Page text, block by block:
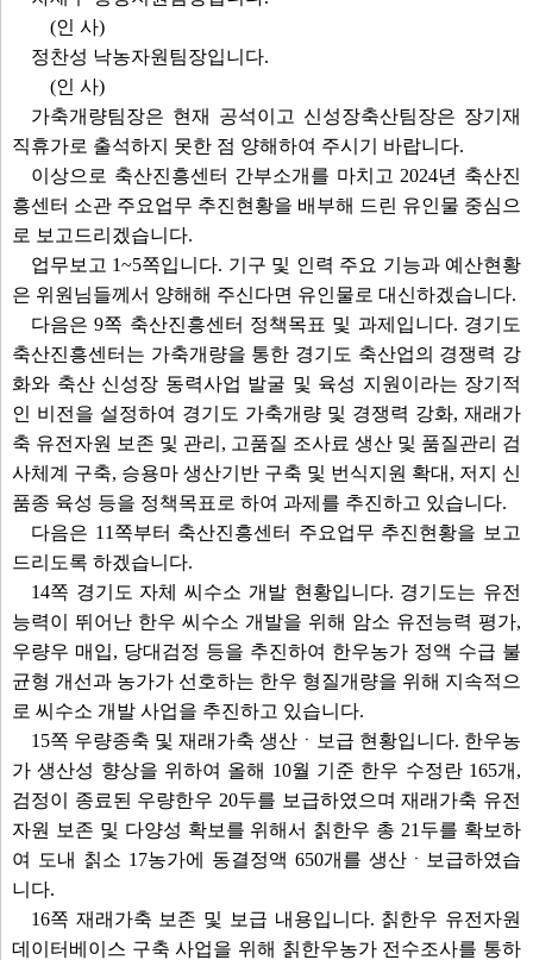
(인 사)
정찬성 낙농자원팀장입니다.
(인 사)
가축개량팀장은 현재 공석이고 신성장축산팀장은 장기재
직휴가로 출석하지 못한 점 양해하여 주시기 바랍니다.
이상으로 축산진흥센터 간부소개를 마치고 2024년 축산진
흥센터 소관 주요업무 추진현황을 배부해 드린 유인물 중심으
로 보고드리겠습니다.
업무보고 1~5쪽입니다. 기구 및 인력 주요 기능과 예산현황
은 위원님들께서 양해해 주신다면 유인물로 대신하겠습니다.
다음은 9쪽 축산진흥센터 정책목표 및 과제입니다. 경기도
축산진흥센터는 가축개량을 통한 경기도 축산업의 경쟁력 강
화와 축산 신성장 동력사업 발굴 및 육성 지원이라는 장기적
인 비전을 설정하여 경기도 가축개량 및 경쟁력 강화, 재래가
축 유전자원 보존 및 관리, 고품질 조사료 생산 및 품질관리 검
사체계 구축, 승용마 생산기반 구축 및 번식지원 확대, 저지 신
품종 육성 등을 정책목표로 하여 과제를 추진하고 있습니다.
다음은 11쪽부터 축산진흥센터 주요업무 추진현황을 보고
드리도록 하겠습니다.
14쪽 경기도 자체 씨수소 개발 현황입니다. 경기도는 유전
능력이 뛰어난 한우 씨수소 개발을 위해 암소 유전능력 평가,
우량우 매입, 당대검정 등을 추진하여 한우농가 정액 수급 불
균형 개선과 농가가 선호하는 한우 형질개량을 위해 지속적으
로 씨수소 개발 사업을 추진하고 있습니다.
15쪽 우량종축 및 재래가축 생산ㆍ보급 현황입니다. 한우농
가 생산성 향상을 위하여 올해 10월 기준 한우 수정란 165개,
검정이 종료된 우량한우 20두를 보급하였으며 재래가축 유전
자원 보존 및 다양성 확보를 위해서 칡한우 총 21두를 확보하
여 도내 칡소 17농가에 동결정액 650개를 생산ㆍ보급하였습
니다.
16쪽 재래가축 보존 및 보급 내용입니다. 칡한우 유전자원
데이터베이스 구축 사업을 위해 칡한우농가 전수조사를 통하